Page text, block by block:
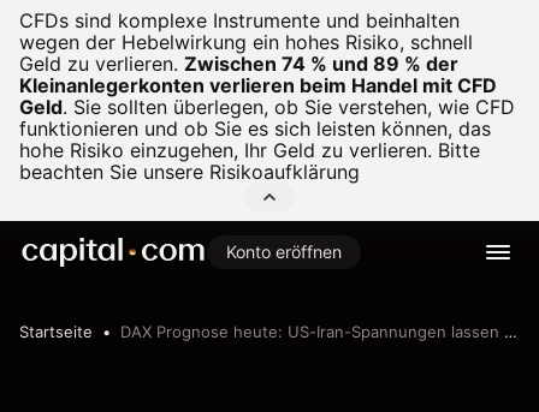
CFDs sind komplexe Instrumente und beinhalten
wegen der Hebelwirkung ein hohes Risiko, schnell
Geld zu verlieren. Zwischen 74 % und 89 % der
Kleinanlegerkonten verlieren beim Handel mit CFD
Geld. Sie sollten überlegen, ob Sie verstehen, wie CFD
funktionieren und ob Sie es sich leisten können, das
hohe Risiko einzugehen, Ihr Geld zu verlieren. Bitte
beachten Sie unsere Risikoaufklärung
Konto eröffnen
Startseite DAX Prognose heute: US-Iran-Spannungen lassen nach